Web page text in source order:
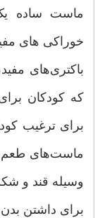
ماست ساده یک
خوراکی های
باکتری‌های
که کودکان
برای ترغیب
ماست‌های طعم
وسیله قند و
برای داشتن